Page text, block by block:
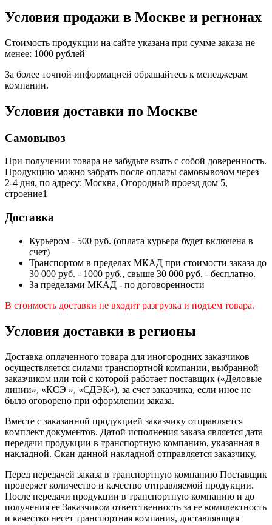
Условия продажи в Москве и регионах
Стоимость продукции на сайте указана при сумме заказа не
менее: 1000 рублей
За более точной информацией обращайтесь к менеджерам
компании.
Условия доставки по Москве
Самовывоз
При получении товара не забудьте взять с собой доверенность.
Продукцию можно забрать после оплаты самовывозом через
2-4 дня, по адресу: Москва, Огородный проезд дом 5,
строение1
Доставка
Курьером - 500 руб. (оплата курьера будет включена в
счет)
Транспортом в пределах МКАД при стоимости заказа до
30 000 руб. - 1000 руб., свыше 30 000 руб. - бесплатно.
За пределами МКАД - по договоренности
В стоимость доставки не входит разгрузка и подъем товара.
Условия доставки в регионы
Доставка оплаченного товара для иногородних заказчиков
осуществляется силами транспортной компании, выбранной
заказчиком или той с которой работает поставщик («Деловые
линии», «КСЭ », «СДЭК»), за счет заказчика, если иное не
было оговорено при оформлении заказа.
Вместе с заказанной продукцией заказчику отправляется
комплект документов. Датой исполнения заказа является дата
передачи продукции в транспортную компанию, указанная в
накладной. Скан данной накладной отправляется заказчику.
Перед передачей заказа в транспортную компанию Поставщик
проверяет количество и качество отправляемой продукции.
После передачи продукции в транспортную компанию и до
получения ее Заказчиком ответственность за ее комплектность
и качество несет транспортная компания, доставляющая